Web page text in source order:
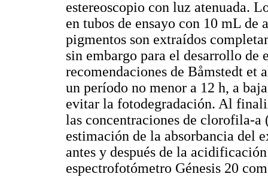
estereoscopio con luz atenuada.
en tubos de ensayo con 10 mL de
pigmentos son extraídos
sin embargo para el desarrollo de
recomendaciones de Båmstedt et
un período no menor a 12 h, a
evitar la fotodegradación. Al
las concentraciones de clorofila-
estimación de la absorbancia del
antes y después de la
espectrofotómetro Génesis 20